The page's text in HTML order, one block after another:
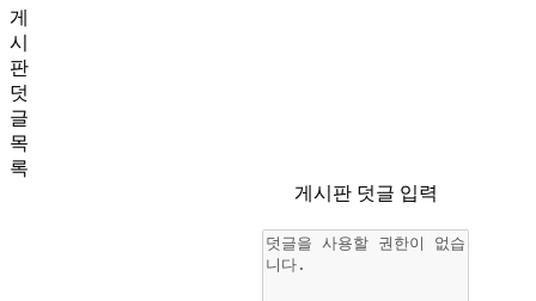
게
시
판
덧
글
목
록
게시판 덧글 입력